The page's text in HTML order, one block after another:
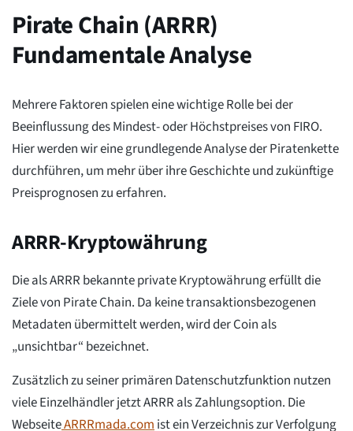
Pirate Chain (ARRR)
Fundamentale Analyse
Mehrere Faktoren spielen eine wichtige Rolle bei der
Beeinflussung des Mindest- oder Höchstpreises von FIRO.
Hier werden wir eine grundlegende Analyse der Piratenkette
durchführen, um mehr über ihre Geschichte und zukünftige
Preisprognosen zu erfahren.
ARRR-Kryptowährung
Die als ARRR bekannte private Kryptowährung erfüllt die
Ziele von Pirate Chain. Da keine transaktionsbezogenen
Metadaten übermittelt werden, wird der Coin als
„unsichtbar“ bezeichnet.
Zusätzlich zu seiner primären Datenschutzfunktion nutzen
viele Einzelhändler jetzt ARRR als Zahlungsoption. Die
WebseiteARRRmada.comist ein Verzeichnis zur Verfolgung